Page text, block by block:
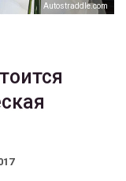
Autostraddle.com